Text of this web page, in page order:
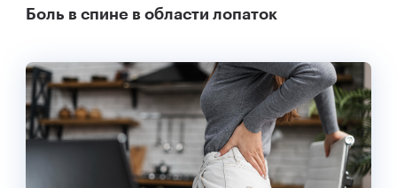
Боль в спине в области лопаток